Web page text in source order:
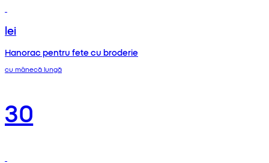
lei
Hanorac pentru fete cu broderie
cu mânecă lungă
30